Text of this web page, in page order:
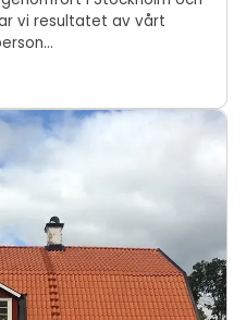
vi resultatet av vårt